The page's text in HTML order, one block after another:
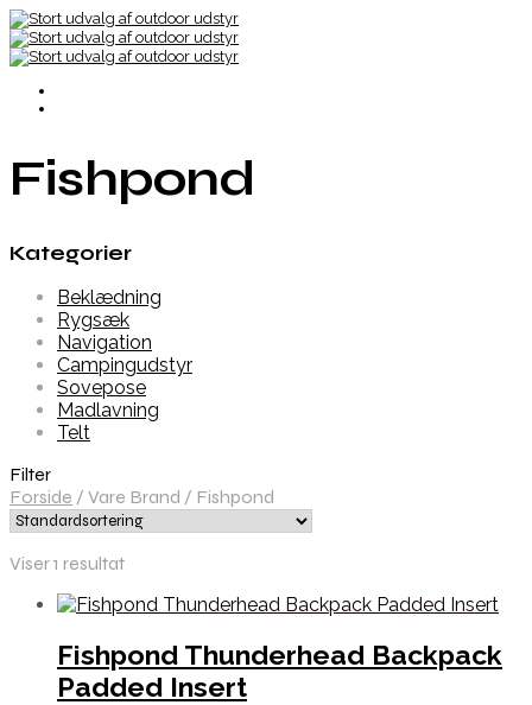
Fishpond
Kategorier
Beklædning
Rygsæk
Navigation
Campingudstyr
Sovepose
Madlavning
Telt
Filter
Forside / Vare Brand / Fishpond
Viser 1 resultat
Fishpond Thunderhead Backpack
Padded Insert